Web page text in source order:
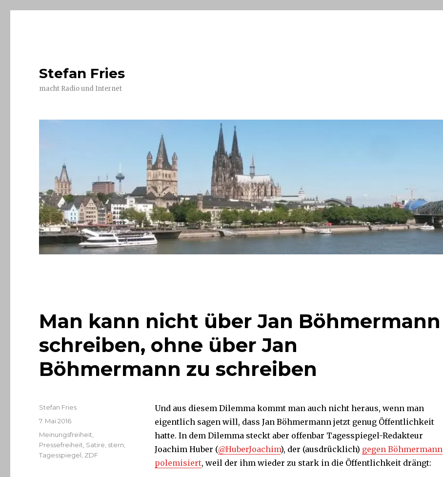
Stefan Fries
macht Radio und Internet
Man kann nicht über Jan Böhmermann
schreiben, ohne über Jan
Böhmermann zu schreiben
Und aus diesem Dilemma kommt man auch nicht heraus, wenn man
eigentlich sagen will, dass Jan Böhmermann jetzt genug Öffentlichkeit
hatte. In dem Dilemma steckt aber offenbar Tagesspiegel-Redakteur
Joachim Huber (@HuberJoachim), der (ausdrücklich) gegen Böhmermann
polemisiert, weil der ihm wieder zu stark in die Öffentlichkeit drängt:
Autor
Stefan Fries
Veröffentlicht
7. Mai 2016
Kategorien
Meinungsfreiheit
Pressefreiheit Satire stern
Tagesspiegel ZDF